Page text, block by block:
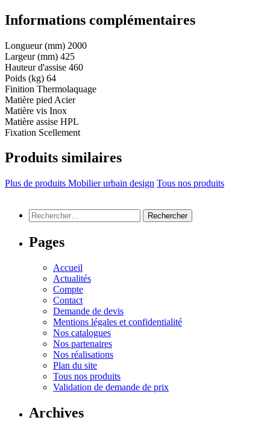
Informations complémentaires
Longueur (mm) 2000
Largeur (mm) 425
Hauteur d'assise 460
Poids (kg) 64
Finition Thermolaquage
Matière pied Acier
Matière vis Inox
Matière assise HPL
Fixation Scellement
Produits similaires
Plus de produits Mobilier urbain design Tous nos produits
Rechercher :
Pages
Accueil
Actualités
Compte
Contact
Demande de devis
Mentions légales et confidentialité
Nos catalogues
Nos partenaires
Nos réalisations
Plan du site
Tous nos produits
Validation de demande de prix
Archives